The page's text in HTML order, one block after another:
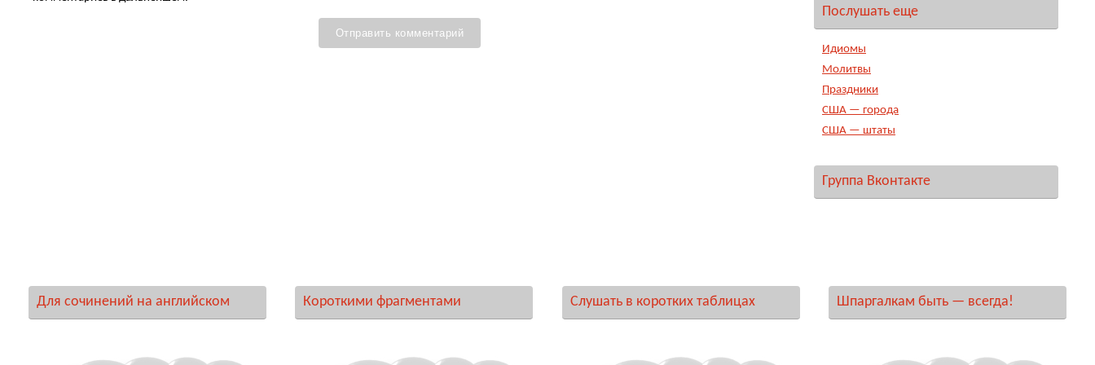
Послушать еще
Идиомы
Молитвы
Праздники
США — города
США — штаты
Группа Вконтакте
Для сочинений на английском Короткими фрагментами Слушать в коротких таблицах Шпаргалкам быть — всегда!